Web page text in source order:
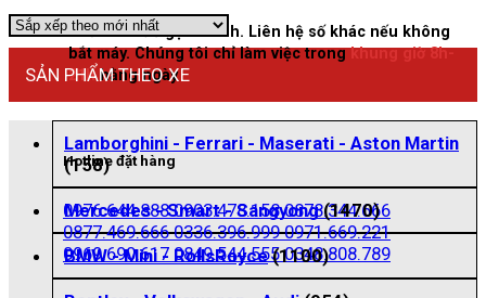
Nhấn vào để gọi nhanh. Liên hệ số khác nếu không
bắt máy. Chúng tôi chỉ làm việc trongkhung giờ 8h-
21hhằng ngày
Hotline đặt hàng
0976.644.888 0903.478.158 0878.344.666
0877.469.666 0336.396.999 0971.669.221
0969.690.617 0849.544.555 0348.808.789
SẢN PHẨM THEO XE
Lamborghini - Ferrari - Maserati - Aston Martin
(158)
Mercedes - Smart - Sangyong (1470)
BMW - Mini - RollsRoyce (1100)